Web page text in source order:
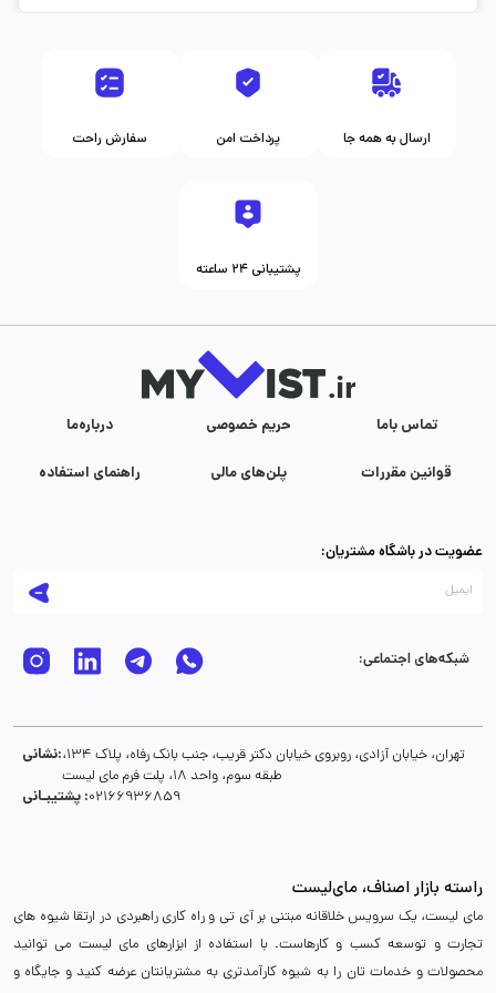
سفارش راحت پرداخت امن ارسال به همه جا
پشتیبانی ۲۴ ساعته
درباره‌ما حریم خصوصی تماس با‌ما
راهنمای استفاده پلن‌های مالی قوانین مقررات
عضویت در باشگاه مشتریان:
شبکه‌های اجتماعی:
نشانی:تهران، خیابان آزادی، روبروی خیابان دکتر قریب، جنب بانک رفاه، پلاک 134،
طبقه سوم، واحد 18، پلت فرم مای لیست
پشتیبـانی :02166936859
راسته بازار اصناف، مای‌لیست
مای لیست، یک سرویس خلاقانه مبتنی بر آی تی و راه کاری راهبردی در ارتقا شیوه های
تجارت و توسعه کسب و کارهاست. با استفاده از ابزارهای مای لیست می توانید
محصولات و خدمات تان را به شیوه کارآمدتری به مشتریانتان عرضه کنید و جایگاه و